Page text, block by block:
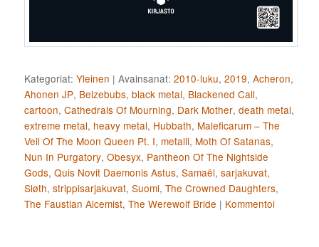
Kategoriat: Yleinen |Avainsanat: 2010-luku,2019,Acheron,
Ahonen JP, Belzebubs,black metal, Blackened Call,
cartoon,Cathedrals Of Mourning, Dark Mother,death metal,
extreme metal, heavy metal, Hubbath, Maleficarum – The
Veil Of The Moon Queen Pt. I, metalli, Moth Of Satanas,
Nun In Purgatory,Obesyx, Pantheon Of The Nightside
Gods,Quis Novit Daemonis Astus,Samaël,sarjakuvat,
Sløth,strippisarjakuvat,Suomi,The Crowned Daughters,
The Faustian Alcemist,The Werewolf Bride | Kommentoi